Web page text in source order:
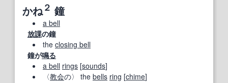
かね２ 鐘
a bell
放課の鐘
the closing bell
鐘が鳴る
a bell rings [sounds]
〈教会の〉 the bells ring [chime]